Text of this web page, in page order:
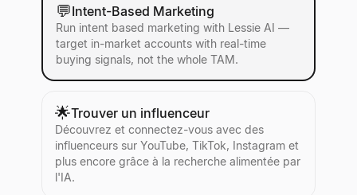
💬Intent-Based Marketing
Run intent based marketing with Lessie AI —
target in-market accounts with real-time
buying signals, not the whole TAM.
🌟Trouver un influenceur
Découvrez et connectez-vous avec des
influenceurs sur YouTube, TikTok, Instagram et
plus encore grâce à la recherche alimentée par
l'IA.